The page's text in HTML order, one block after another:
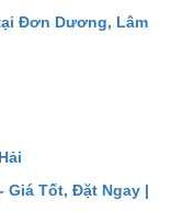
Đơn Dương, Lâm
Giá Tốt, Đặt Ngay |